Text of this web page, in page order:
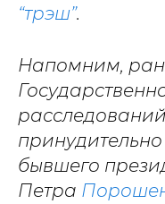
“трэш”.
Напомним,
бывшего
Петра